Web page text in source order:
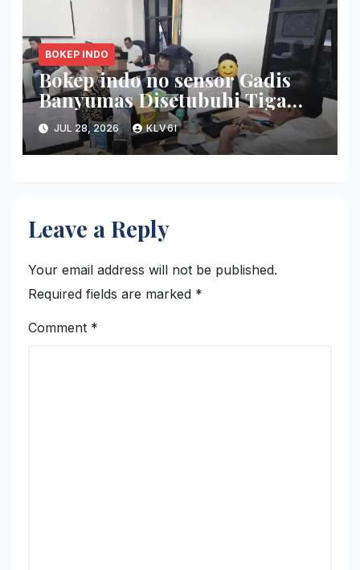
BOKEP INDO
Bokep indo no sensor Gadis
Banyumas Disetubuhi Tiga
Pemuda ketika Pesta Miras di
Griya
JUL 28, 2026 KLV6I
Leave a Reply
Your email address will not be published.
Required fields are marked *
Comment *